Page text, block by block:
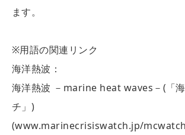
ます。
※用語の関連リンク
海洋熱波：
海洋熱波 －marine heat waves－(「
チ」)
(www.marinecrisiswatch.jp/